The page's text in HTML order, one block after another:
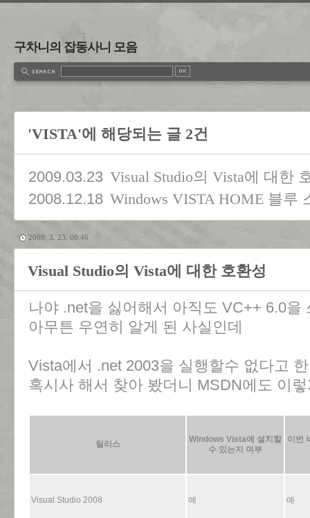
구차니의 잡동사니 모음
'VISTA'에 해당되는 글 2건
2009.03.23 Visual Studio의 Vista에 대한
2008.12.18 Windows VISTA HOME 블루
2009. 3. 23. 00:46
Visual Studio의 Vista에 대한 호환성
나야 .net을 싫어해서 아직도 VC++ 6.0을
아무튼 우연히 알게 된 사실인데
Vista에서 .net 2003을 실행할수 없다고
혹시사 해서 찾아 봤더니 MSDN에도 이
릴리스
Windows Vista에 설치할
수 있는지 여부
이번
Visual Studio 2008 예 예